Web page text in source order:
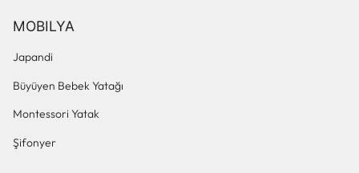
MOBILYA
Japandi
Büyüyen Bebek Yatağı
Montessori Yatak
Şifonyer